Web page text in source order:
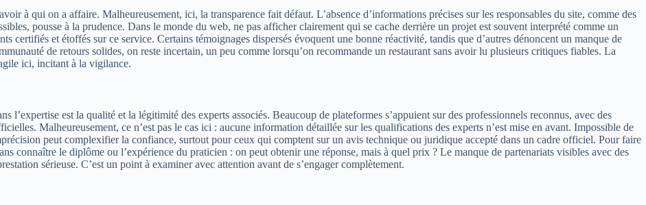
à qui on a affaire. Malheureusement, ici, la transparence fait défaut. L’absence d’informations précises sur les responsables du site, comme des
pousse à la prudence. Dans le monde du web, ne pas afficher clairement qui se cache derrière un projet est souvent interprété comme un
certifiés et étoffés sur ce service. Certains témoignages dispersés évoquent une bonne réactivité, tandis que d’autres dénoncent un manque de
de retours solides, on reste incertain, un peu comme lorsqu’on recommande un restaurant sans avoir lu plusieurs critiques fiables. La
ici, incitant à la vigilance.
l’expertise est la qualité et la légitimité des experts associés. Beaucoup de plateformes s’appuient sur des professionnels reconnus, avec des
Malheureusement, ce n’est pas le cas ici : aucune information détaillée sur les qualifications des experts n’est mise en avant. Impossible de
peut complexifier la confiance, surtout pour ceux qui comptent sur un avis technique ou juridique accepté dans un cadre officiel. Pour faire
connaître le diplôme ou l’expérience du praticien : on peut obtenir une réponse, mais à quel prix ? Le manque de partenariats visibles avec des
sérieuse. C’est un point à examiner avec attention avant de s’engager complètement.